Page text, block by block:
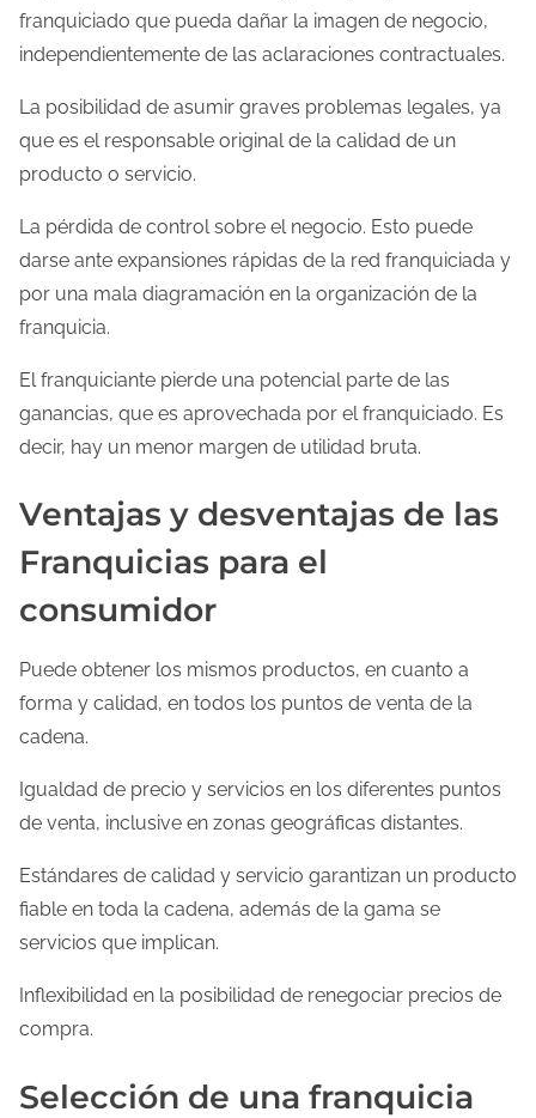
franquiciado que pueda dañar la imagen de negocio,
independientemente de las aclaraciones contractuales.
La posibilidad de asumir graves problemas legales, ya
que es el responsable original de la calidad de un
producto o servicio.
La pérdida de control sobre el negocio. Esto puede
darse ante expansiones rápidas de la red franquiciada y
por una mala diagramación en la organización de la
franquicia.
El franquiciante pierde una potencial parte de las
ganancias, que es aprovechada por el franquiciado. Es
decir, hay un menor margen de utilidad bruta.
Ventajas y desventajas de las
Franquicias para el
consumidor
Puede obtener los mismos productos, en cuanto a
forma y calidad, en todos los puntos de venta de la
cadena.
Igualdad de precio y servicios en los diferentes puntos
de venta, inclusive en zonas geográficas distantes.
Estándares de calidad y servicio garantizan un producto
fiable en toda la cadena, además de la gama se
servicios que implican.
Inflexibilidad en la posibilidad de renegociar precios de
compra.
Selección de una franquicia